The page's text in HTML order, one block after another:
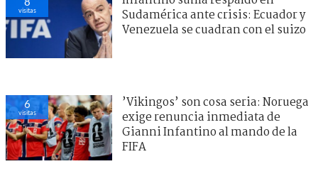
visitas
Sudamérica ante crisis: Ecuador y
Venezuela se cuadran con el suizo
6
visitas
’Vikingos’ son cosa seria: Noruega
exige renuncia inmediata de
Gianni Infantino al mando de la
FIFA